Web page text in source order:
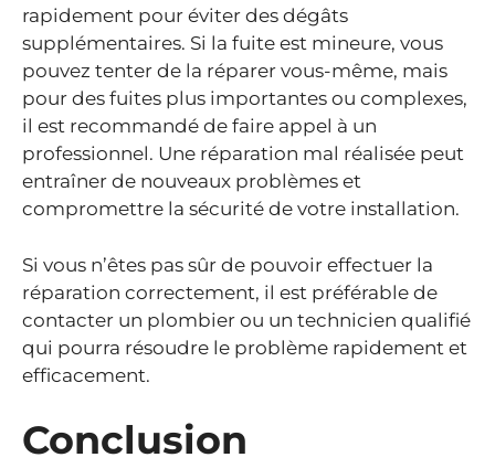
rapidement pour éviter des dégâts
supplémentaires. Si la fuite est mineure, vous
pouvez tenter de la réparer vous-même, mais
pour des fuites plus importantes ou complexes,
il est recommandé de faire appel à un
professionnel. Une réparation mal réalisée peut
entraîner de nouveaux problèmes et
compromettre la sécurité de votre installation.
Si vous n’êtes pas sûr de pouvoir effectuer la
réparation correctement, il est préférable de
contacter un plombier ou un technicien qualifié
qui pourra résoudre le problème rapidement et
efficacement.
Conclusion